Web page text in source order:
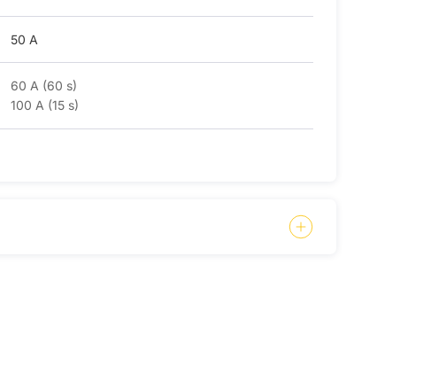
50 A
60 A (60 s)
100 A (15 s)